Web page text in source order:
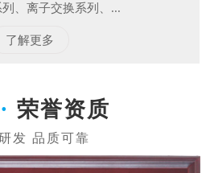
、离子交换系列、...
了解更多
荣誉资质